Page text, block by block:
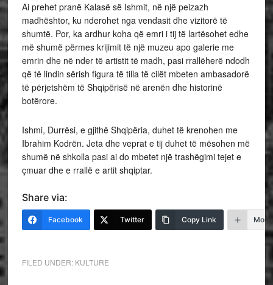
Ai prehet pranë Kalasë së Ishmit, në një peizazh
madhështor, ku nderohet nga vendasit dhe vizitorë të
shumtë. Por, ka ardhur koha që emri i tij të lartësohet edhe
më shumë përmes krijimit të një muzeu apo galerie me
emrin dhe në nder të artistit të madh, pasi rrallëherë ndodh
që të lindin sërish figura të tilla të cilët mbeten ambasadorë
të përjetshëm të Shqipërisë në arenën dhe historinë
botërore.
Ishmi, Durrësi, e gjithë Shqipëria, duhet të krenohen me
Ibrahim Kodrën. Jeta dhe veprat e tij duhet të mësohen më
shumë në shkolla pasi ai do mbetet njē trashëgimi tejet e
çmuar dhe e rrallë e artit shqiptar.
Share via:
Facebook Twitter Copy Link More
FILED UNDER: KULTURE